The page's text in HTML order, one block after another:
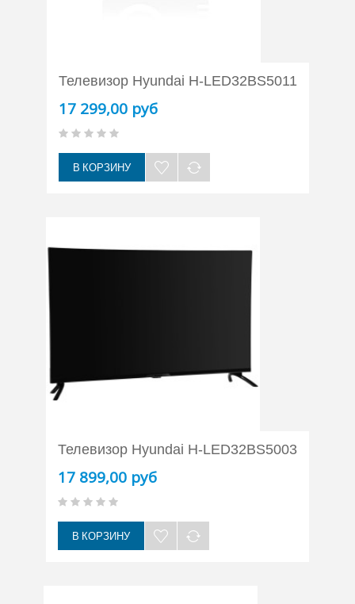
Телевизор Hyundai H-LED32BS5011
17 299,00 руб
В КОРЗИНУ
Телевизор Hyundai H-LED32BS5003
17 899,00 руб
В КОРЗИНУ